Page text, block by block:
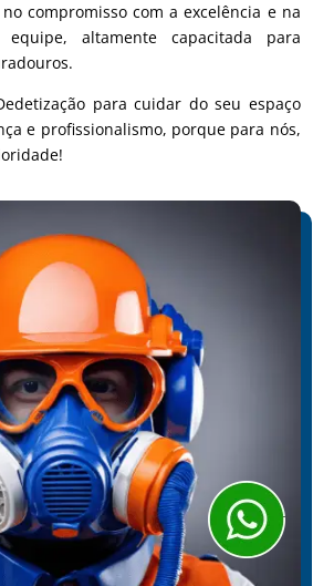
compromisso com a excelência e na
altamente capacitada para
para cuidar do seu espaço
e profissionalismo, porque para nós,